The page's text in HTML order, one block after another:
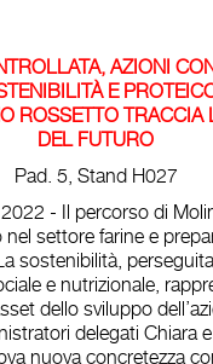
AZIONI
E
ROSSETTO TRACCIA
DEL FUTURO
Pad. 5, Stand H027
- Il percorso di
nel settore farine e
sostenibilità,
e nutrizionale,
dello sviluppo
delegati Chiara
nuova concretezza